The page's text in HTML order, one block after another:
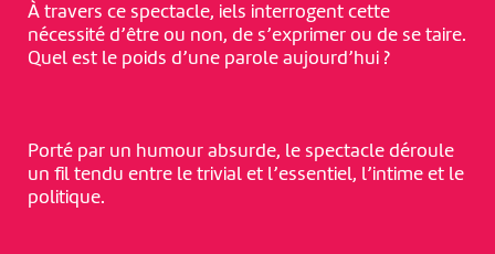
À travers ce spectacle, iels interrogent cette
nécessité d’être ou non, de s’exprimer ou de se taire.
Quel est le poids d’une parole aujourd’hui ?
Porté par un humour absurde, le spectacle déroule
un fil tendu entre le trivial et l’essentiel, l’intime et le
politique.